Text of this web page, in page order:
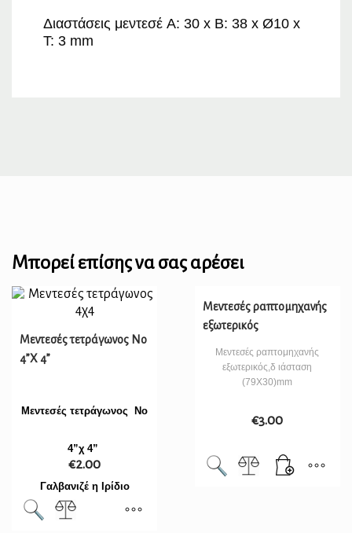
Διαστάσεις μεντεσέ A: 30 x B: 38 x Ø10 x
T: 3 mm
Μπορεί επίσης να σας αρέσει
Μεντεσές τετράγωνος Νο
4”Χ 4”
Μεντεσές τετράγωνος Νο
4”χ 4”
Γαλβανιζέ η Ιρίδιο
€2.00
Μεντεσές ραπτομηχανής
εξωτερικός
Μεντεσές ραπτομηχανής
εξωτερικός,δ ιάσταση
(79X30)mm
€3.00